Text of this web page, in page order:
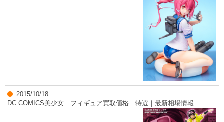
2015/10/18
DC COMICS美少女｜フィギュア買取価格｜特選｜最新相場情報